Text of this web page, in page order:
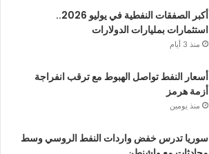
أكبر الصفقات النفطية في يوليو 2026..
استثمارات بمليارات الدولارات
منذ 3 أيام
أسعار النفط تواصل الهبوط مع ترقب انفراجة
أزمة هرمز
منذ يومين
سوريا تدرس خفض واردات النفط الروسي وسط